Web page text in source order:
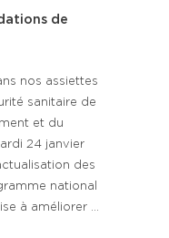
de
nos assiettes
sanitaire de
et du
24 janvier
des
national
à améliorer ...